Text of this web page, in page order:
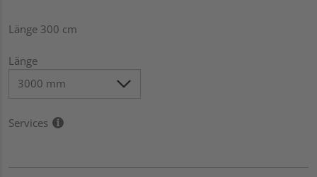
Länge 300 cm
Länge
Services